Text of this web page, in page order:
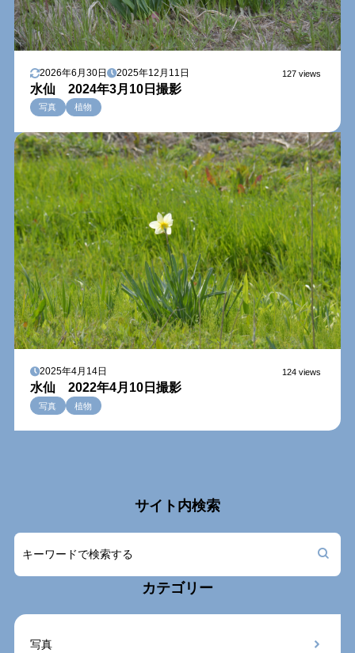
2026年6月30日 2025年12月11日 127 views
水仙 2024年3月10日撮影
写真 植物
2025年4月14日 124 views
水仙 2022年4月10日撮影
写真 植物
サイト内検索
カテゴリー
写真